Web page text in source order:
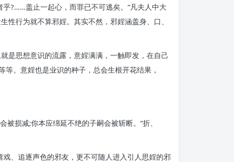
?……盖止一起心，而罪已不可逃矣。”凡夫人中大
行为就不算邪婬。其实不然，邪婬涵盖身、口、
是思想意识的流露，意婬满满，一触即发，在自己
。意婬也是业识的种子，总会生根开花结果，
损减;你本应绵延不绝的子嗣会被斩断。“折、
、追逐声色的邪友，更不可随人进入引人思婬的邪